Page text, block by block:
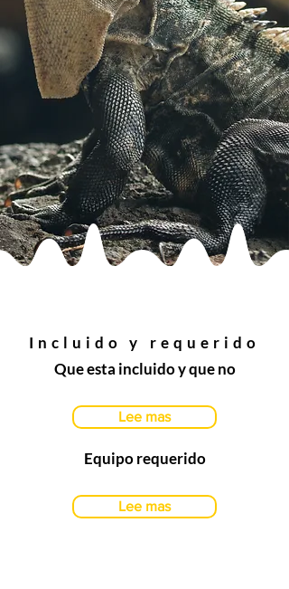
Incluido y requerido
Que esta incluido y que no
Lee mas
Equipo requerido
Lee mas